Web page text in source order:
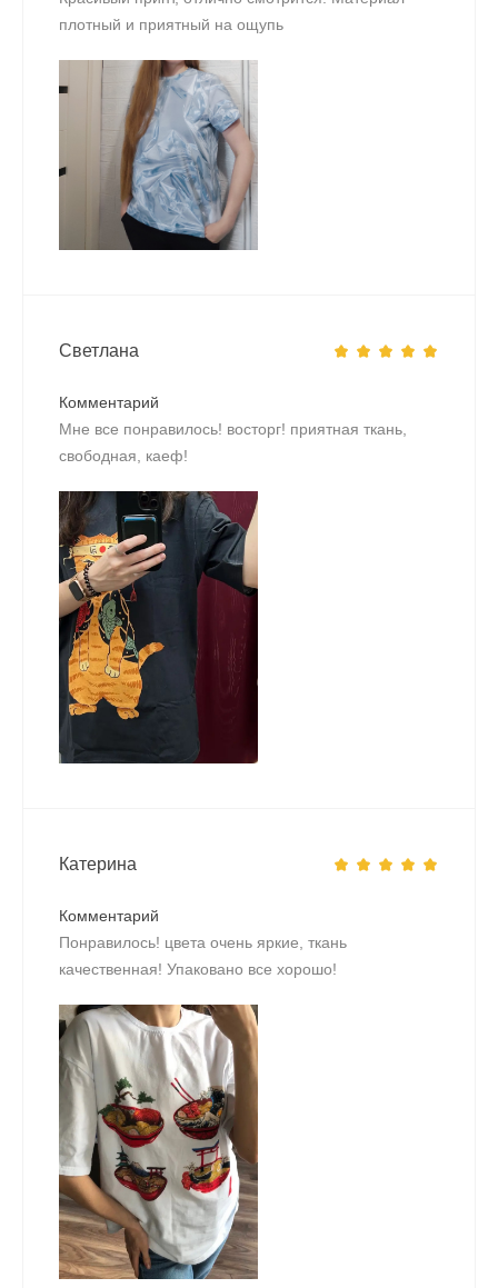
плотный и приятный на ощупь
Светлана
Комментарий
Мне все понравилось! восторг! приятная ткань,
свободная, каеф!
Катерина
Комментарий
Понравилось! цвета очень яркие, ткань
качественная! Упаковано все хорошо!